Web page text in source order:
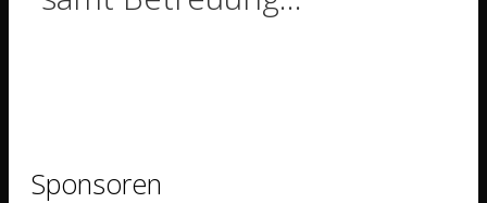
Sponsoren